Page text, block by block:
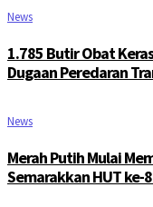
News
1.785 Butir Obat
Dugaan Peredaran
News
Merah Putih Mulai
Semarakkan HUT ke-